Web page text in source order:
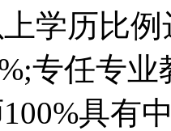
学历比
专任专
具有